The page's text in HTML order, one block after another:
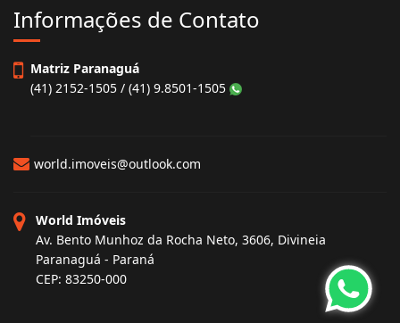
Informações de Contato
Matriz Paranaguá
(41) 2152-1505 / (41) 9.8501-1505
world.imoveis@outlook.com
World Imóveis
Av. Bento Munhoz da Rocha Neto, 3606, Divineia
Paranaguá - Paraná
CEP: 83250-000